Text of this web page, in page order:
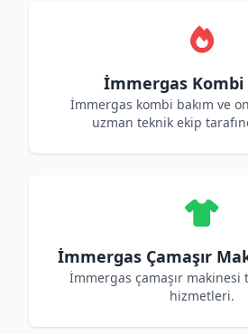
İmmergas Kombi
İmmergas kombi bakım ve
uzman teknik ekip
İmmergas Çamaşır
İmmergas çamaşır makinesi
hizmetleri.